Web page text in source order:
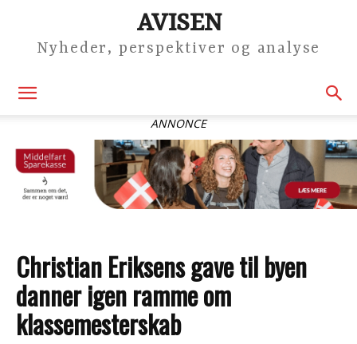
AVISEN
Nyheder, perspektiver og analyse
ANNONCE
Christian Eriksens gave til byen
danner igen ramme om
klassemesterskab